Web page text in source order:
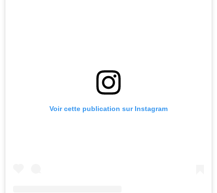
Voir cette publication sur Instagram